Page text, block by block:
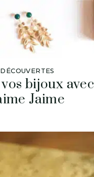
DÉCOUVERTES
bijoux avec
Jaime